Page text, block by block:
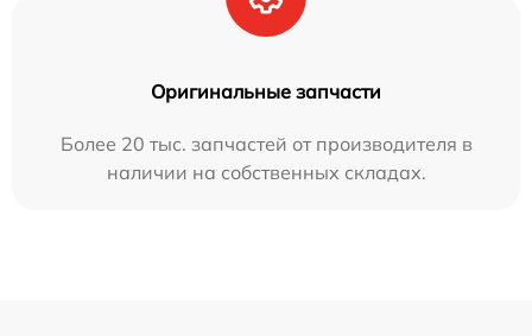
Оригинальные запчасти
Более 20 тыс. запчастей от производителя в
наличии на собственных складах.